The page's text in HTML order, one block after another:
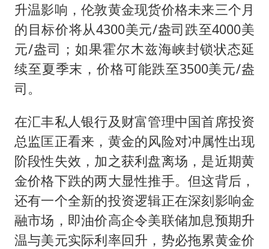
升温影响，伦敦黄金现货价格未来三个月
的目标价将从4300美元/盎司跌至4000美
元/盎司；如果霍尔木兹海峡封锁状态延
续至夏季末，价格可能跌至3500美元/盎
司。
在汇丰私人银行及财富管理中国首席投资
总监匡正看来，黄金的风险对冲属性出现
阶段性失效，加之获利盘离场，是近期黄
金价格下跌的两大显性推手。但这背后，
还有一个全新的投资逻辑正在深刻影响金
融市场，即油价高企令美联储加息预期升
温与美元实际利率回升，势必拖累黄金价